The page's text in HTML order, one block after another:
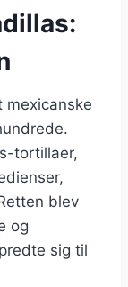
mexicanske
tortillaer,
blev
og
sig til